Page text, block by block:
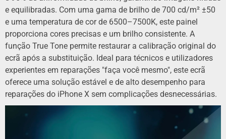
e equilibradas. Com uma gama de brilho de 700 cd/m² ±50
e uma temperatura de cor de 6500–7500K, este painel
proporciona cores precisas e um brilho consistente. A
função True Tone permite restaurar a calibração original do
ecrã após a substituição. Ideal para técnicos e utilizadores
experientes em reparações "faça você mesmo", este ecrã
oferece uma solução estável e de alto desempenho para
reparações do iPhone X sem complicações desnecessárias.